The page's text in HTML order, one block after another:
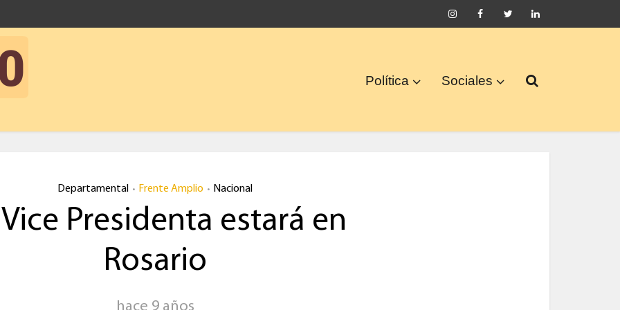
Política Sociales
Departamental • Frente Amplio • Nacional
Presidenta estará en
Rosario